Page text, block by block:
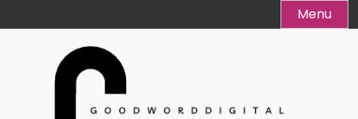
to
Menu